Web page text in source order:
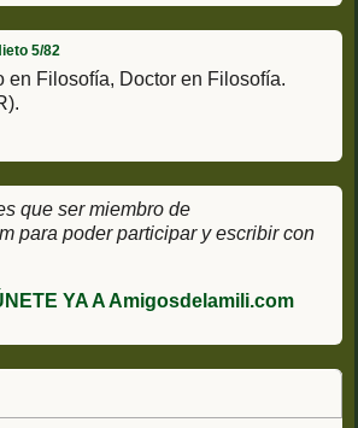
5/82
en Filosofía, Doctor en Filosofía.
que ser miembro de
para poder participar y escribir con
YA A Amigosdelamili.com